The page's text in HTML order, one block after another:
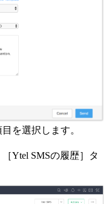
を選択します。
Ytel SMSの履歴］タ